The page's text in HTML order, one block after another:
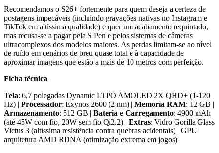
Recomendamos o S26+ fortemente para quem deseja a certeza de
postagens impecáveis (incluindo gravações nativas no Instagram e
TikTok em altíssima qualidade) e quer um acabamento requintado,
mas recusa-se a pagar pela S Pen e pelos sistemas de câmeras
ultracomplexos dos modelos maiores. As perdas limitam-se ao nível
de ruído em cenários de breu quase total e à capacidade de
aproximar imagens que estão a mais de 10 metros com perfeição.
Ficha técnica
Tela: 6,7 polegadas Dynamic LTPO AMOLED 2X QHD+ (1-120
Hz) | Processador: Exynos 2600 (2 nm) | Memória RAM: 12 GB |
Armazenamento: 512 GB | Bateria e Carregamento: 4900 mAh
(até 45W com fio, 20W sem fio Qi2.2) | Extras: Vidro Gorilla Glass
Victus 3 (altíssima resistência contra quebras acidentais) | GPU
arquitetura AMD RDNA (otimização extrema em jogos)